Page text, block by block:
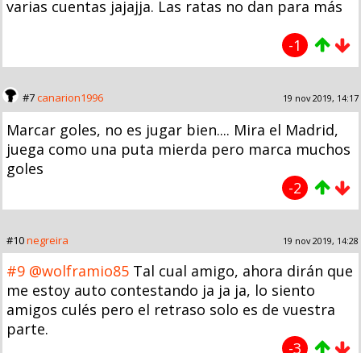
varias cuentas jajajja. Las ratas no dan para más
-1
#7canarion1996 19 nov 2019, 14:17
Marcar goles, no es jugar bien.... Mira el Madrid,
juega como una puta mierda pero marca muchos
goles
-2
#10negreira 19 nov 2019, 14:28
#9 @wolframio85 Tal cual amigo, ahora dirán que
me estoy auto contestando ja ja ja, lo siento
amigos culés pero el retraso solo es de vuestra
parte.
-3